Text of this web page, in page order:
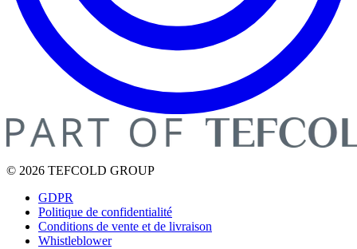
© 2026 TEFCOLD GROUP
GDPR
Politique de confidentialité
Conditions de vente et de livraison
Whistleblower